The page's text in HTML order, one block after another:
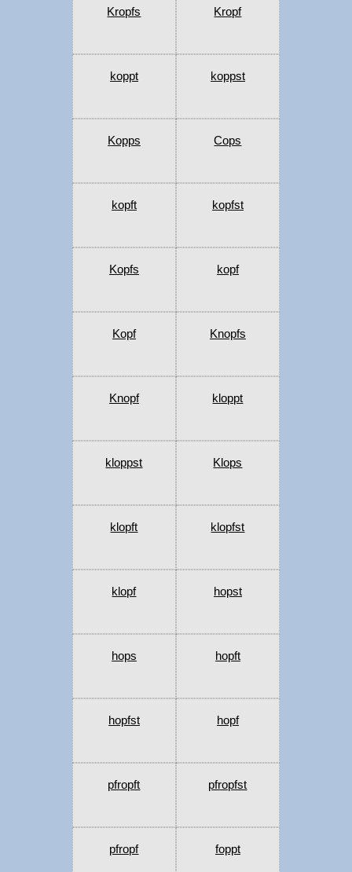
Kropfs Kropf
koppt koppst
Kopps Cops
kopft kopfst
Kopfs kopf
Kopf Knopfs
Knopf kloppt
kloppst Klops
klopft klopfst
klopf hopst
hops hopft
hopfst hopf
pfropft pfropfst
pfropf foppt